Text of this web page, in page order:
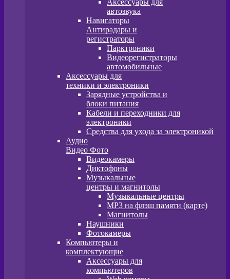
Аксессуары для
автозвука
Навигаторы
Антирадары и
регистраторы
Парктроники
Видеорегистраторы
автомобильные
Аксессуары для
техники и электроники
Зарядные устройства и
блоки питания
Кабели и переходники для
электроники
Средства для ухода за электроникой
Аудио
Видео Фото
Видеокамеры
Диктофоны
Музыкальные
центры и магнитолы
Музыкальные центры
MP3 на флэш памяти (карте)
Магнитолы
Наушники
Фотокамеры
Компьютеры и
комплектующие
Аксессуары для
компьютеров